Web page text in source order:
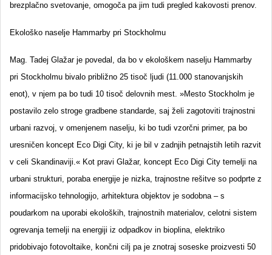
brezplačno svetovanje, omogoča pa jim tudi pregled kakovosti prenov.
Ekološko naselje Hammarby pri Stockholmu
Mag. Tadej Glažar je povedal, da bo v ekološkem naselju Hammarby
pri Stockholmu bivalo približno 25 tisoč ljudi (11.000 stanovanjskih
enot), v njem pa bo tudi 10 tisoč delovnih mest. »Mesto Stockholm je
postavilo zelo stroge gradbene standarde, saj želi zagotoviti trajnostni
urbani razvoj, v omenjenem naselju, ki bo tudi vzorčni primer, pa bo
uresničen koncept Eco Digi City, ki je bil v zadnjih petnajstih letih razvit
v celi Skandinaviji.« Kot pravi Glažar, koncept Eco Digi City temelji na
urbani strukturi, poraba energije je nizka, trajnostne rešitve so podprte z
informacijsko tehnologijo, arhitektura objektov je sodobna – s
poudarkom na uporabi ekoloških, trajnostnih materialov, celotni sistem
ogrevanja temelji na energiji iz odpadkov in bioplina, elektriko
pridobivajo fotovoltaike, končni cilj pa je znotraj soseske proizvesti 50